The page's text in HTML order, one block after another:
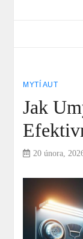
MYTÍ AUT
Jak
20 února,